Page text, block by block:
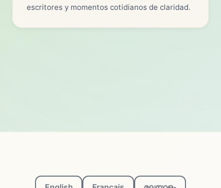
escritores y momentos cotidianos de claridad.